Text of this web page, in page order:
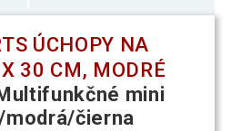
ÚCHOPY NA
30 CM, MODRÉ
mini
modrá/čierna